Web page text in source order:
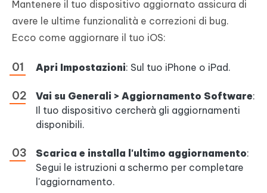
Mantenere il tuo dispositivo aggiornato assicura di
avere le ultime funzionalità e correzioni di bug.
Ecco come aggiornare il tuo iOS:
Apri Impostazioni: Sul tuo iPhone o iPad.
Vai su Generali > Aggiornamento Software:
Il tuo dispositivo cercherà gli aggiornamenti
disponibili.
Scarica e installa l'ultimo aggiornamento:
Segui le istruzioni a schermo per completare
l'aggiornamento.